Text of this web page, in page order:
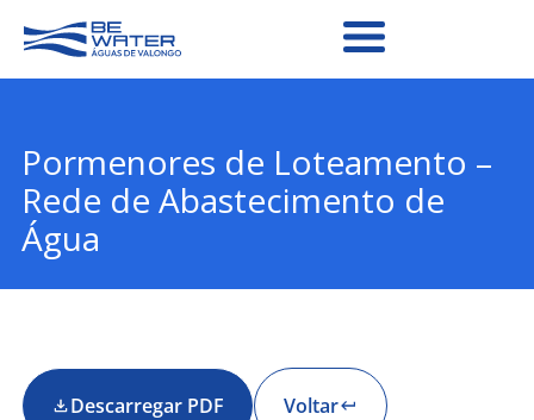
Pormenores de Loteamento –
Rede de Abastecimento de
Água
Descarregar PDF Voltar